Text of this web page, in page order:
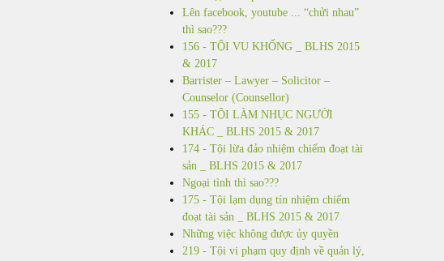
Lên facebook, youtube ... “chửi nhau”
thì sao???
156 - TỘI VU KHỐNG _ BLHS 2015
& 2017
Barrister – Lawyer – Solicitor –
Counselor (Counsellor)
155 - TỘI LÀM NHỤC NGƯỜI
KHÁC _ BLHS 2015 & 2017
174 - Tội lừa đảo nhiệm chiếm đoạt tài
sản _ BLHS 2015 & 2017
Ngoại tình thì sao???
175 - Tội lạm dụng tín nhiệm chiếm
đoạt tài sản _ BLHS 2015 & 2017
Những việc không được ủy quyền
219 - Tội vi phạm quy định về quản lý,